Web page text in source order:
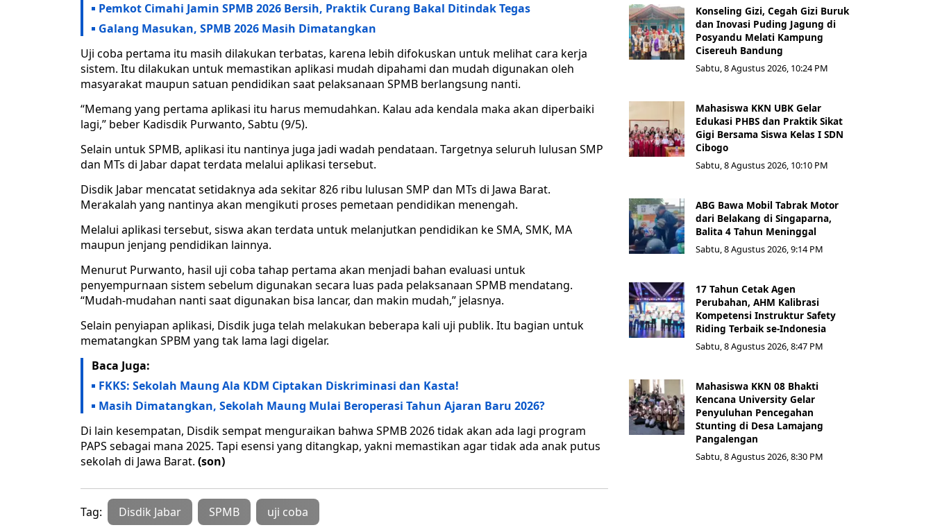
Pemkot Cimahi Jamin SPMB 2026 Bersih, Praktik Curang Bakal Ditindak Tegas
Galang Masukan, SPMB 2026 Masih Dimatangkan
Uji coba pertama itu masih dilakukan terbatas, karena lebih difokuskan untuk melihat cara kerja
sistem. Itu dilakukan untuk memastikan aplikasi mudah dipahami dan mudah digunakan oleh
masyarakat maupun satuan pendidikan saat pelaksanaan SPMB berlangsung nanti.
“Memang yang pertama aplikasi itu harus memudahkan. Kalau ada kendala maka akan diperbaiki
lagi,” beber Kadisdik Purwanto, Sabtu (9/5).
Selain untuk SPMB, aplikasi itu nantinya juga jadi wadah pendataan. Targetnya seluruh lulusan SMP
dan MTs di Jabar dapat terdata melalui aplikasi tersebut.
Disdik Jabar mencatat setidaknya ada sekitar 826 ribu lulusan SMP dan MTs di Jawa Barat.
Merakalah yang nantinya akan mengikuti proses pemetaan pendidikan menengah.
Melalui aplikasi tersebut, siswa akan terdata untuk melanjutkan pendidikan ke SMA, SMK, MA
maupun jenjang pendidikan lainnya.
Menurut Purwanto, hasil uji coba tahap pertama akan menjadi bahan evaluasi untuk
penyempurnaan sistem sebelum digunakan secara luas pada pelaksanaan SPMB mendatang.
“Mudah-mudahan nanti saat digunakan bisa lancar, dan makin mudah,” jelasnya.
Selain penyiapan aplikasi, Disdik juga telah melakukan beberapa kali uji publik. Itu bagian untuk
mematangkan SPBM yang tak lama lagi digelar.
Baca Juga:
FKKS: Sekolah Maung Ala KDM Ciptakan Diskriminasi dan Kasta!
Masih Dimatangkan, Sekolah Maung Mulai Beroperasi Tahun Ajaran Baru 2026?
Di lain kesempatan, Disdik sempat menguraikan bahwa SPMB 2026 tidak akan ada lagi program
PAPS sebagai mana 2025. Tapi esensi yang ditangkap, yakni memastikan agar tidak ada anak putus
sekolah di Jawa Barat. (son)
Tag: Disdik Jabar SPMB uji coba
Konseling Gizi, Cegah Gizi Buruk
dan Inovasi Puding Jagung di
Posyandu Melati Kampung
Cisereuh Bandung
Sabtu, 8 Agustus 2026, 10:24 PM
Mahasiswa KKN UBK Gelar
Edukasi PHBS dan Praktik Sikat
Gigi Bersama Siswa Kelas I SDN
Cibogo
Sabtu, 8 Agustus 2026, 10:10 PM
ABG Bawa Mobil Tabrak Motor
dari Belakang di Singaparna,
Balita 4 Tahun Meninggal
Sabtu, 8 Agustus 2026, 9:14 PM
17 Tahun Cetak Agen
Perubahan, AHM Kalibrasi
Kompetensi Instruktur Safety
Riding Terbaik se-Indonesia
Sabtu, 8 Agustus 2026, 8:47 PM
Mahasiswa KKN 08 Bhakti
Kencana University Gelar
Penyuluhan Pencegahan
Stunting di Desa Lamajang
Pangalengan
Sabtu, 8 Agustus 2026, 8:30 PM